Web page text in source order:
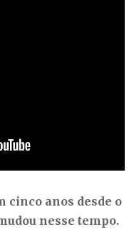
cinco anos desde o
nesse tempo.